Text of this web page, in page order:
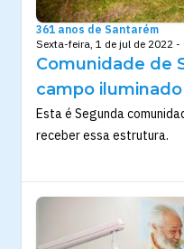
361 anos de Santarém
Sexta-feira, 1 de jul de 2022 -
Comunidade de
campo iluminado
Esta é Segunda
receber essa estrutura.